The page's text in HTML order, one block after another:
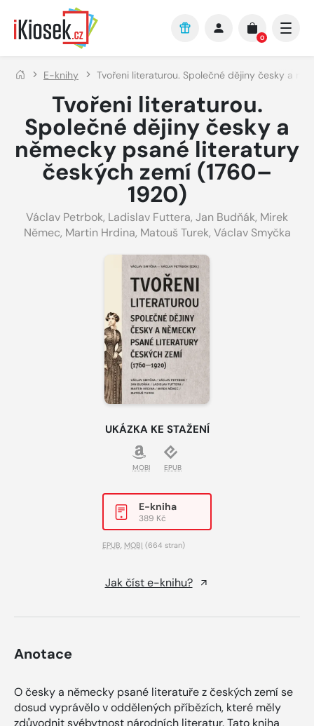
Přejít na hlavní obsah
0
E-knihy Tvořeni literaturou. Společné dějiny česky a
Tvořeni literaturou.
Společné dějiny česky a
německy psané literatury
českých zemí (1760–
1920)
Václav Petrbok, Ladislav Futtera, Jan Budňák, Mirek
Němec, Martin Hrdina, Matouš Turek, Václav Smyčka
UKÁZKA KE STAŽENÍ
MOBI EPUB
E-kniha
389 Kč
EPUB, MOBI (664 stran)
Jak číst e-knihu?
Anotace
O česky a německy psané literatuře z českých zemí se
dosud vyprávělo v oddělených příbězích, které měly
zdůvodnit svébytnost národních literatur. Tato kniha